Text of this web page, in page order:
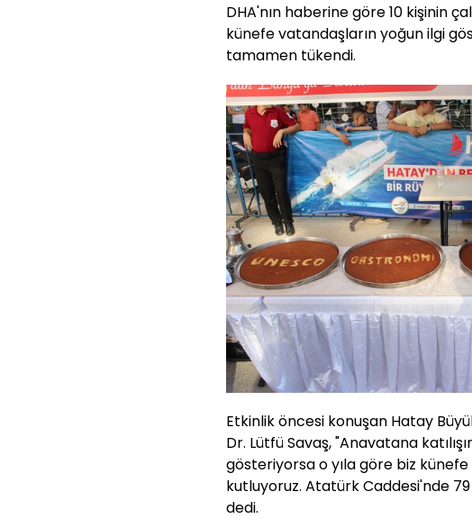
DHA'nın haberine göre 10 kişinin
künefe vatandaşların yoğun ilgi
tamamen tükendi.
Etkinlik öncesi konuşan Hatay
Dr. Lütfü Savaş, "Anavatana
gösteriyorsa o yıla göre biz künefe
kutluyoruz. Atatürk Caddesi'nde
dedi.